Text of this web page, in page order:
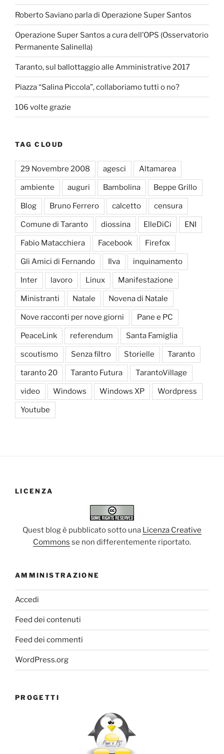
Roberto Saviano parla di Operazione Super Santos
Operazione Super Santos a cura dell’OPS (Osservatorio
Permanente Salinella)
Taranto, sul ballottaggio alle Amministrative 2017
Piazza “Salina Piccola”, collaboriamo tutti o no?
106 volte grazie
TAG CLOUD
29 Novembre 2008 agesci Altamarea
ambiente auguri Bambolina Beppe Grillo
Blog Bruno Ferrero calcetto censura
Comune di Taranto diossina ElleDiCi ENI
Fabio Matacchiera Facebook Firefox
Gli Amici di Fernando Ilva inquinamento
Inter lavoro Linux Manifestazione
Ministranti Natale Novena di Natale
Nove racconti per nove giorni Pane e PC
PeaceLink referendum Santa Famiglia
scoutismo Senza filtro Storielle Taranto
taranto 20 Taranto Futura TarantoVillage
video Windows Windows XP Wordpress
Youtube
LICENZA
Quest blog è pubblicato sotto una Licenza Creative
Commons se non differentemente riportato.
AMMINISTRAZIONE
Accedi
Feed dei contenuti
Feed dei commenti
WordPress.org
PROGETTI